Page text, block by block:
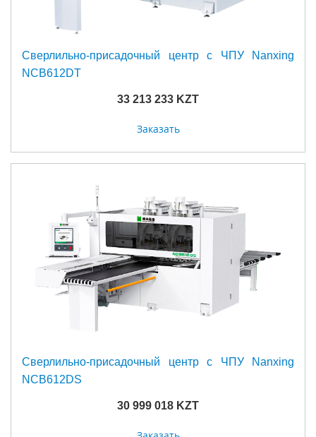
Сверлильно-присадочный центр с ЧПУ Nanxing
NCB612DT
33 213 233 KZT
Заказать
Сверлильно-присадочный центр с ЧПУ Nanxing
NСB612DS
30 999 018 KZT